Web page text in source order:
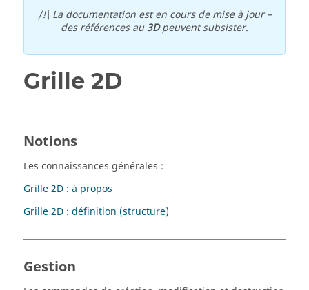
/!\ La documentation est en cours de mise à jour –
des références au3Dpeuvent subsister.
Grille 2D
Notions
Les connaissances générales :
Grille 2D : à propos
Grille 2D : définition (structure)
Gestion